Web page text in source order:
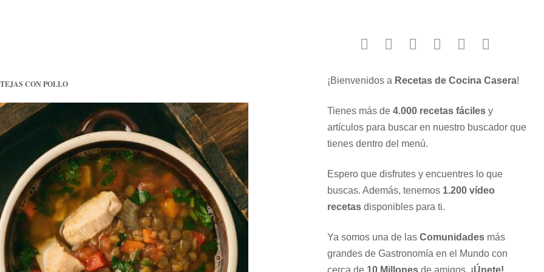
CON POLLO ¡Bienvenidos a Recetas de Cocina Casera!
Tienes más de 4.000 recetas fácilesy
artículos para buscar en nuestro buscador que
tienes dentro del menú.
Espero que disfrutes y encuentres lo que
buscas. Además, tenemos 1.200 vídeo
recetasdisponibles para ti.
Ya somos una de las Comunidadesmás
grandes de Gastronomía en el Mundo con
cerca de 10 Millonesde amigos. ¡Únete!